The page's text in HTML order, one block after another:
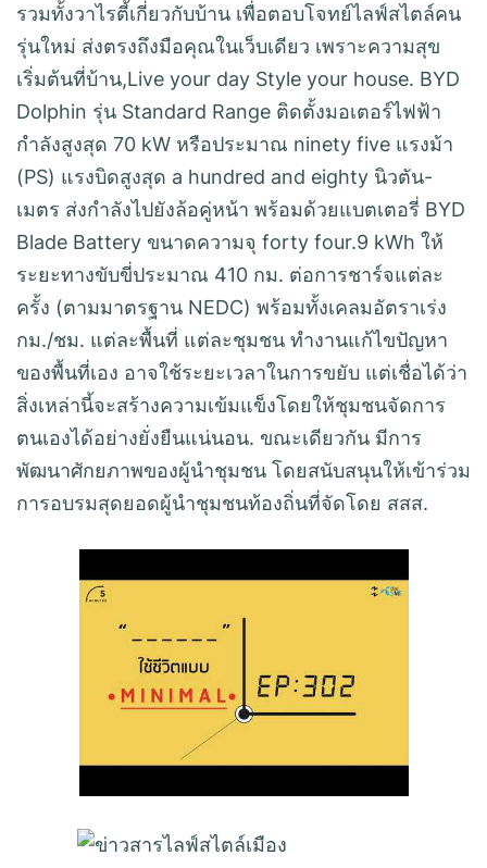
รวมทั้งวาไรตี้เกี่ยวกับบ้าน เพื่อตอบโจทย์ไลฟ์สไตล์คน
รุ่นใหม่ ส่งตรงถึงมือคุณในเว็บเดียว เพราะความสุข
เริ่มต้นที่บ้าน,Live your day Style your house. BYD
Dolphin รุ่น Standard Range ติดตั้งมอเตอร์ไฟฟ้า
กำลังสูงสุด 70 kW หรือประมาณ ninety five แรงม้า
(PS) แรงบิดสูงสุด a hundred and eighty นิวตัน-
เมตร ส่งกำลังไปยังล้อคู่หน้า พร้อมด้วยแบตเตอรี่ BYD
Blade Battery ขนาดความจุ forty four.9 kWh ให้
ระยะทางขับขี่ประมาณ 410 กม. ต่อการชาร์จแต่ละ
ครั้ง (ตามมาตรฐาน NEDC) พร้อมทั้งเคลมอัตราเร่ง
กม./ชม. แต่ละพื้นที่ แต่ละชุมชน ทำงานแก้ไขปัญหา
ของพื้นที่เอง อาจใช้ระยะเวลาในการขยับ แต่เชื่อได้ว่า
สิ่งเหล่านี้จะสร้างความเข้มแข็งโดยให้ชุมชนจัดการ
ตนเองได้อย่างยั่งยืนแน่นอน. ขณะเดียวกัน มีการ
พัฒนาศักยภาพของผู้นำชุมชน โดยสนับสนุนให้เข้าร่วม
การอบรมสุดยอดผู้นำชุมชนท้องถิ่นที่จัดโดย สสส.